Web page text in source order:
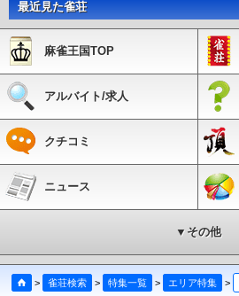
最近見た雀荘
麻雀王国TOP
アルバイト/求人
クチコミ
ニュース
▼その他
> 雀荘検索 > 特集一覧 > エリア特集 >